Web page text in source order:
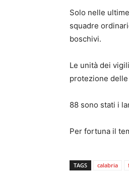
Solo nelle
squadre
boschivi.
Le unità dei
protezione
88 sono stati i
Per fortuna il
TAGS calabria